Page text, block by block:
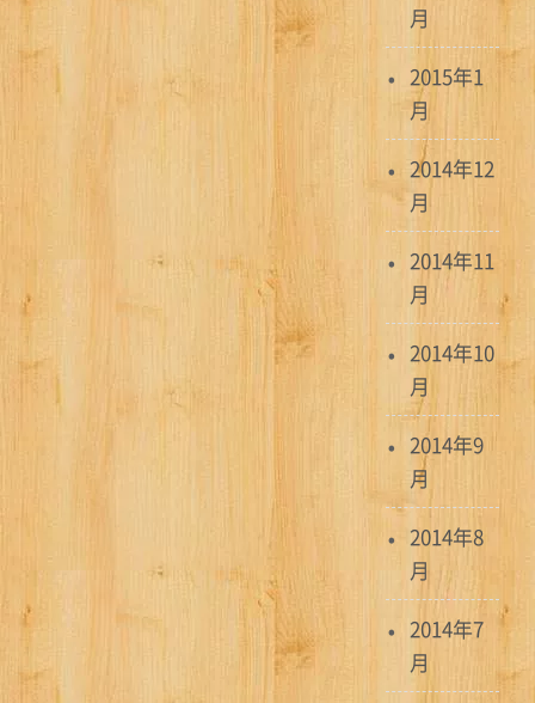
月
2015年1
月
2014年12
月
2014年11
月
2014年10
月
2014年9
月
2014年8
月
2014年7
月